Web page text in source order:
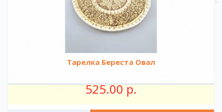
Тарелка Береста Овал
525.00 р.